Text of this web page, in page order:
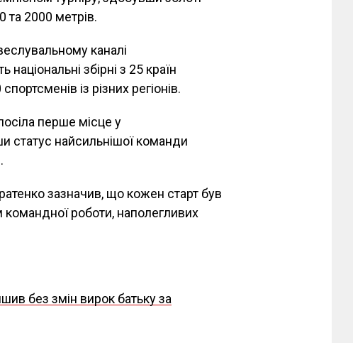
та 2000 метрів.
каналі
збірні з 25 країн
із різних регіонів.
перше місце у
статус найсильнішої команди
зазначив, що кожен старт був
роботи, наполегливих
без змін вирок батьку за